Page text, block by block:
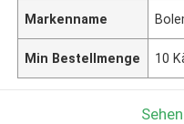
Markenname
Min Bestellmenge 10